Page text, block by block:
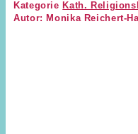
Kategorie Kath.
Autor: Monika Reichert-